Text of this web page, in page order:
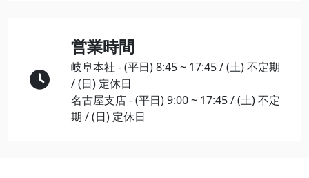
営業時間
岐阜本社 - (平日) 8:45 ~ 17:45 / (土) 不定期
/ (日) 定休日
名古屋支店 - (平日) 9:00 ~ 17:45 / (土) 不定
期 / (日) 定休日